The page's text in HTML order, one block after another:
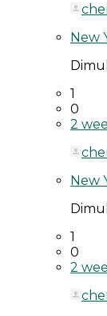
New
1
0
2
New
1
0
2